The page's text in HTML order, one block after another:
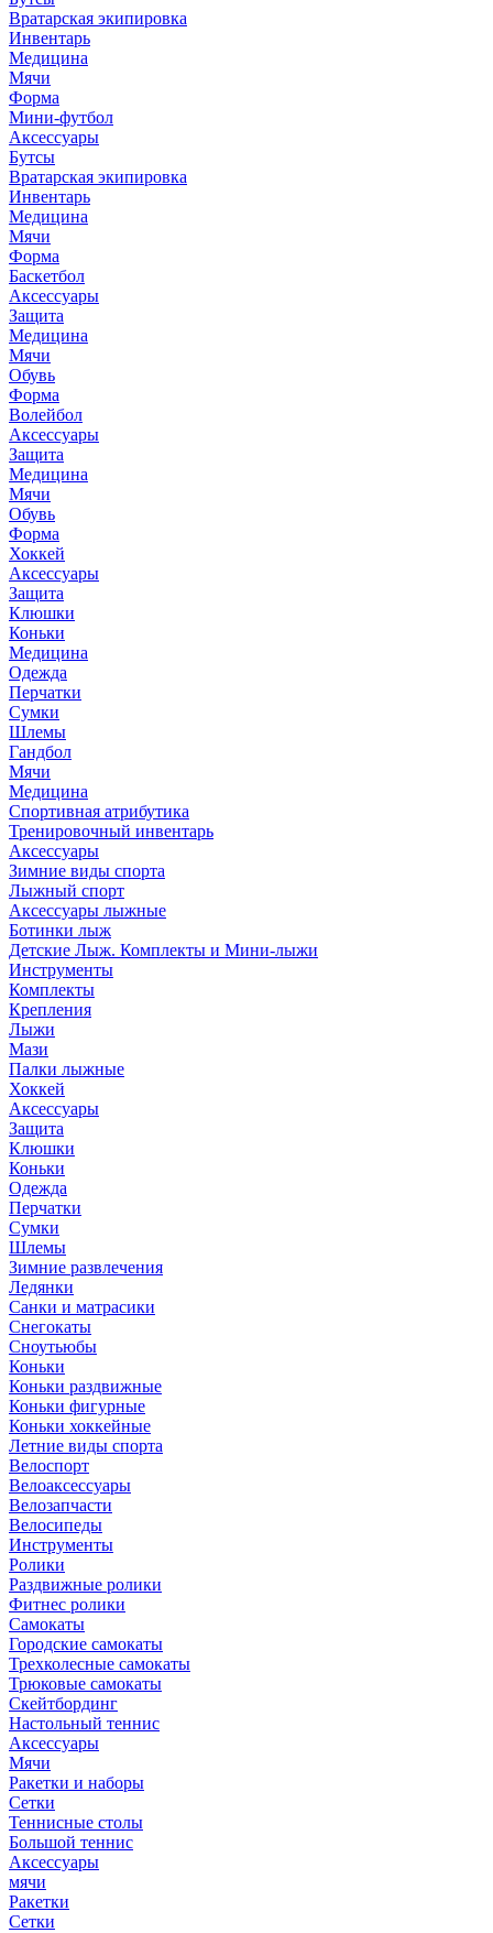
Вратарская экипировка
Инвентарь
Медицина
Мячи
Форма
Мини-футбол
Аксессуары
Бутсы
Вратарская экипировка
Инвентарь
Медицина
Мячи
Форма
Баскетбол
Аксессуары
Защита
Медицина
Мячи
Обувь
Форма
Волейбол
Аксессуары
Защита
Медицина
Мячи
Обувь
Форма
Хоккей
Аксессуары
Защита
Клюшки
Коньки
Медицина
Одежда
Перчатки
Сумки
Шлемы
Гандбол
Мячи
Медицина
Спортивная атрибутика
Тренировочный инвентарь
Аксессуары
Зимние виды спорта
Лыжный спорт
Аксессуары лыжные
Ботинки лыж
Детские Лыж. Комплекты и Мини-лыжи
Инструменты
Комплекты
Крепления
Лыжи
Мази
Палки лыжные
Хоккей
Аксессуары
Защита
Клюшки
Коньки
Одежда
Перчатки
Сумки
Шлемы
Зимние развлечения
Ледянки
Санки и матрасики
Снегокаты
Сноутьюбы
Коньки
Коньки раздвижные
Коньки фигурные
Коньки хоккейные
Летние виды спорта
Велоспорт
Велоаксессуары
Велозапчасти
Велосипеды
Инструменты
Ролики
Раздвижные ролики
Фитнес ролики
Самокаты
Городские самокаты
Трехколесные самокаты
Трюковые самокаты
Скейтбординг
Настольный теннис
Аксессуары
Мячи
Ракетки и наборы
Сетки
Теннисные столы
Большой теннис
Аксессуары
мячи
Ракетки
Сетки